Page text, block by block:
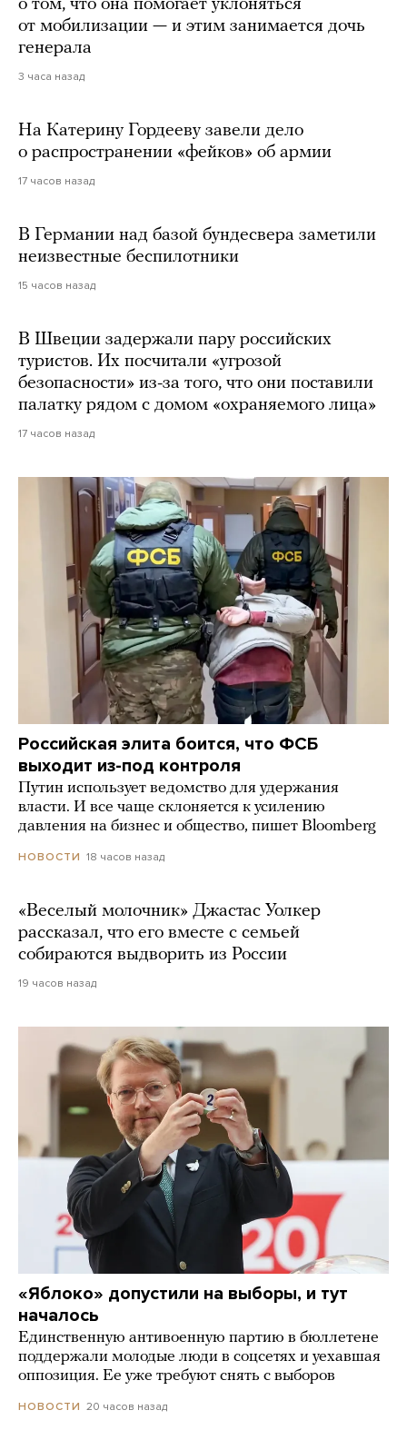
о том, что она помогает уклоняться
от мобилизации — и этим занимается дочь
генерала
3 часа назад
На Катерину Гордееву завели дело
о распространении «фейков» об армии
17 часов назад
В Германии над базой бундесвера заметили
неизвестные беспилотники
15 часов назад
В Швеции задержали пару российских
туристов. Их посчитали «угрозой
безопасности» из-за того, что они поставили
палатку рядом с домом «охраняемого лица»
17 часов назад
Российская элита боится, что ФСБ
выходит из-под контроля
Путин использует ведомство для удержания
власти. И все чаще склоняется к усилению
давления на бизнес и общество, пишет Bloomberg
НОВОСТИ 18 часов назад
«Веселый молочник» Джастас Уолкер
рассказал, что его вместе с семьей
собираются выдворить из России
19 часов назад
«Яблоко» допустили на выборы, и тут
началось
Единственную антивоенную партию в бюллетене
поддержали молодые люди в соцсетях и уехавшая
оппозиция. Ее уже требуют снять с выборов
НОВОСТИ 20 часов назад